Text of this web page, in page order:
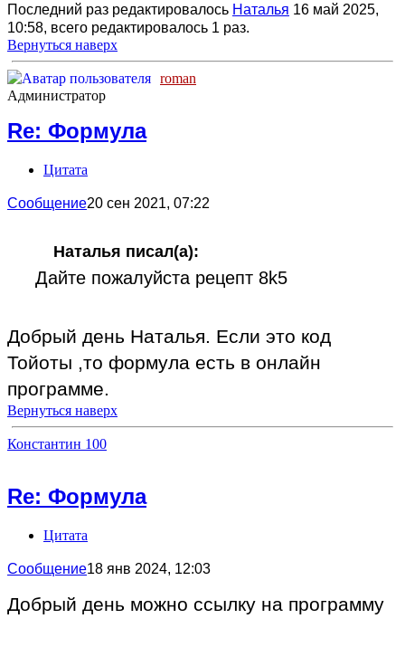
Последний раз редактировалось Наталья 16 май 2025,
10:58, всего редактировалось 1 раз.
Вернуться наверх
roman
Администратор
Re: Формула
Цитата
Сообщение20 сен 2021, 07:22
Наталья писал(а):
Дайте пожалуйста рецепт 8k5
Добрый день Наталья. Если это код
Тойоты ,то формула есть в онлайн
программе.
Вернуться наверх
Константин 100
Re: Формула
Цитата
Сообщение18 янв 2024, 12:03
Добрый день можно ссылку на программу